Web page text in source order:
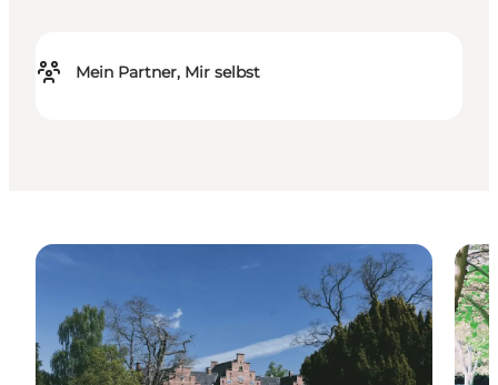
Mein Partner, Mir selbst